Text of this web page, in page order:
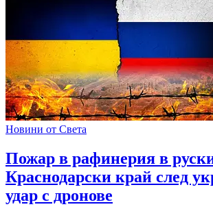
Новини от Света
Пожар в рафинерия в
Краснодарски край след
удар с дронове